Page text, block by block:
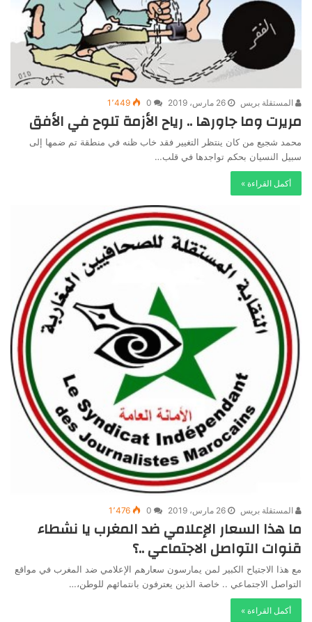
المستقلة بريس 26 مارس، 2019 0 1٬449
مريرت وما جاورها .. رياح الأزمة تلوح في الأفق
محمد شجيع من كان ينتظر التغيير فقد خاب ظنه في منطقة تم ضمها إلى
سبيل النسيان بحكم تواجدها في قلب…
أكمل القراءة »
المستقلة بريس 26 مارس، 2019 0 1٬476
ما هذا السعار الإعلامي ضد المغرب يا نشطاء
قنوات التواصل الاجتماعي ..؟
مع هذا الاجتياح الكبير لمن يمارسون سعارهم الإعلامي ضد المغرب في مواقع
التواصل الاجتماعي .. خاصة الذين يعترفون بانتمائهم للوطن،…
أكمل القراءة »